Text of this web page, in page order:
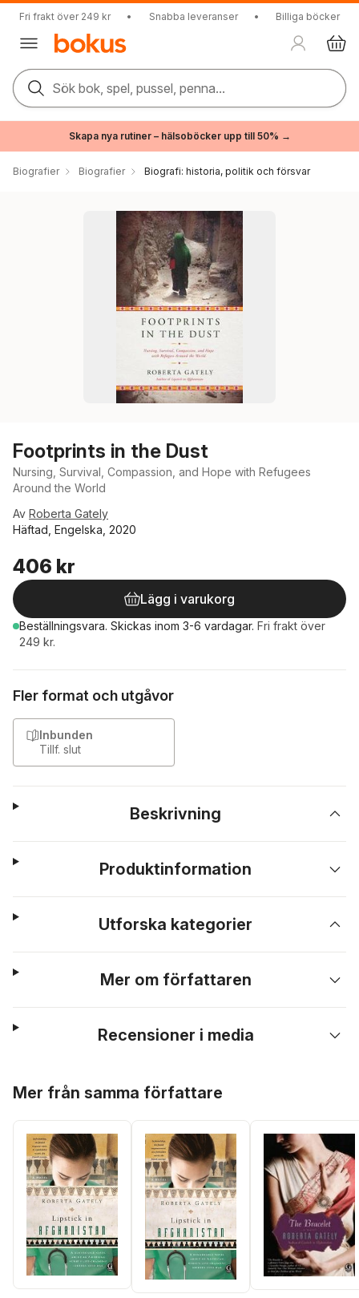
Fri frakt över 249 kr • Snabba leveranser • Billiga böcker
Sök bok, spel, pussel, penna...
Skapa nya rutiner – hälsoböcker upp till 50% →
Biografier Biografier Biografi: historia, politik och försvar
Footprints in the Dust
Nursing, Survival, Compassion, and Hope with Refugees
Around the World
Av Roberta Gately
Häftad, Engelska, 2020
406 kr
Lägg i varukorg
Beställningsvara. Skickas inom 3-6 vardagar. Fri frakt över
249 kr.
Fler format och utgåvor
Inbunden
Tillf. slut
Beskrivning
Produktinformation
Utforska kategorier
Mer om författaren
Recensioner i media
Mer från samma författare